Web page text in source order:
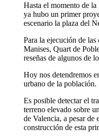
Hasta el momento de
ya hubo un primer
escenario la plaza del
Para la ejecución de
Manises, Quart de
reseñas de algunos de
Hoy nos detendremos
urbano de la población.
Es posible detectar el
terreno elevado sobre
de Valencia, a pesar de
construcción de esta